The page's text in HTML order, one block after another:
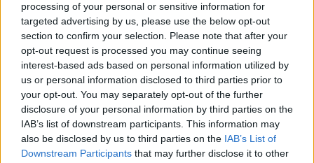
processing of your personal or sensitive information for
targeted advertising by us, please use the below opt-out
section to confirm your selection. Please note that after your
opt-out request is processed you may continue seeing
interest-based ads based on personal information utilized by
us or personal information disclosed to third parties prior to
your opt-out. You may separately opt-out of the further
disclosure of your personal information by third parties on the
IAB’s list of downstream participants. This information may
also be disclosed by us to third parties on the IAB’s List of
Downstream Participants that may further disclose it to other
engines work. Nevertheless, web design oriented
toward search engines rather than users is possible; it
means websites are designed for ranking results,
abusing SEO techniques to deceive search
engines, such as with hidden text or small fonts, two
of the most common strategies. When search
engines discover these unethical techniques, called
“black hat SEO”, websites are punished with
poor rankings.
Keywords: Search engines, Spam, SEO, Search
engine optimization, White-hat SEO, Black-hat SEO.
Descargar el documento (PDF)
Dialnet-EnganarALosBuscadores-3190876.pdf (PDF, 314
KB)